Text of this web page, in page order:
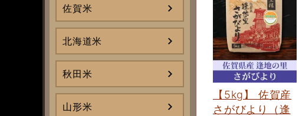
佐賀米
北海道米
秋田米
山形米
【5kg】 佐賀産
さがびより（逢